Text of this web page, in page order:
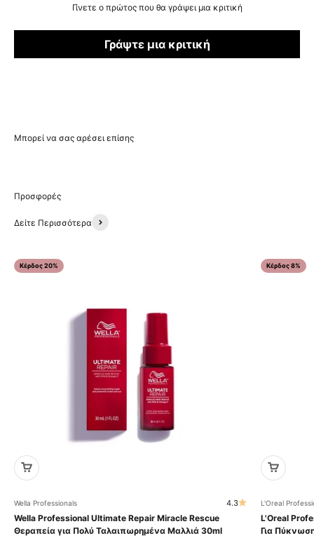
Γίνετε ο πρώτος που θα γράψει μια κριτική
Γράψτε μια κριτική
Δείτε Περισσότερα
Κέρδος 20%
Wella Professionals 4.3
Wella Professional Ultimate Repair Miracle Rescue
Θεραπεία για Πολύ Ταλαιπωρημένα Μαλλιά 30ml
Κέρδος 8%
L'Oreal
L'Oreal
Για